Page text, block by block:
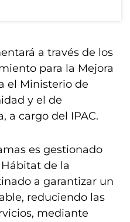
a través de los
para la Mejora
el Ministerio de
y el de
a cargo del IPAC.
es gestionado
de la
a garantizar un
reduciendo las
mediante